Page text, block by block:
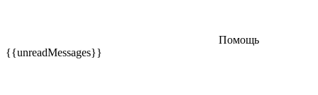
Помощь
{{unreadMessages}}